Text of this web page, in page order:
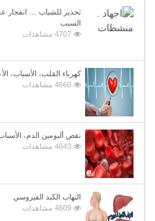
تحذير للشباب … انفجار
السبب
4707 مشاهدات
كهرباء القلب، الأسباب،
4660 مشاهدات
نقص ألبومين الدم،
4643 مشاهدات
التهاب الكبد الفيروسي
4609 مشاهدات